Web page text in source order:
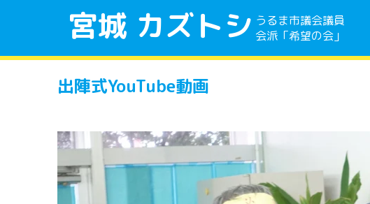
宮城 カズトシ うるま市議会議員
会派「希望の会」
出陣式YouTube動画